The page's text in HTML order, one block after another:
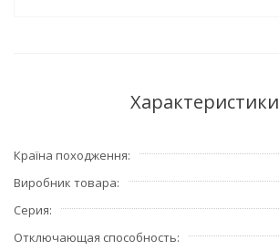
Характеристики
Країна походження
Виробник товара
Серия
Отключающая способность